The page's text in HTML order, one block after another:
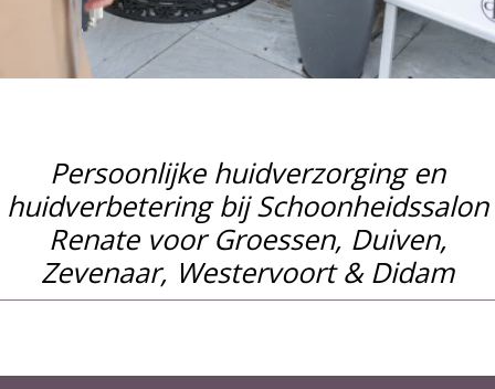
Persoonlijke huidverzorging en
huidverbetering bij Schoonheidssalon
Renate voor Groessen, Duiven,
Zevenaar, Westervoort & Didam